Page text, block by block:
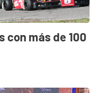
con más de 100